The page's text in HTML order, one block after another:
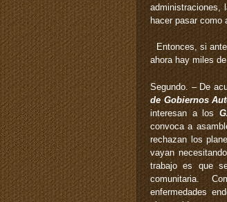
administraciones,
hacer pasar como
Entonces, si
ahora hay miles de
Segundo. – De
de Gobiernos
interesan a los
convoca a
rechazan los
vayan
trabajo es que
comunitaria.
enfermedades